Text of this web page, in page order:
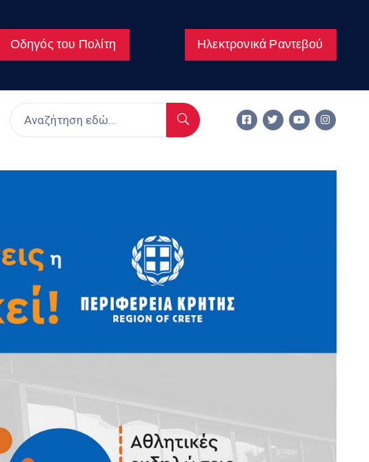
Οδηγός του Πολίτη Ηλεκτρονικά Ραντεβού